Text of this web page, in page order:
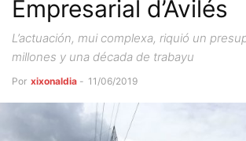
Empresarial d’Avilés
L’actuación, mui complexa, riquió un
millones y una década de trabayu
Por xixonaldia - 11/06/2019